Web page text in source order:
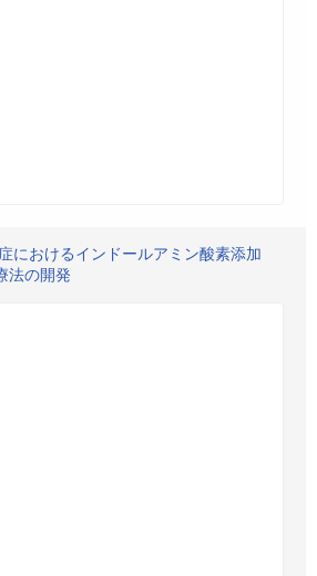
におけるインドールアミン酸素添加
法の開発